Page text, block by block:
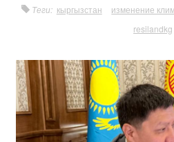
Теги: кыргызстан изменение
resilandkg